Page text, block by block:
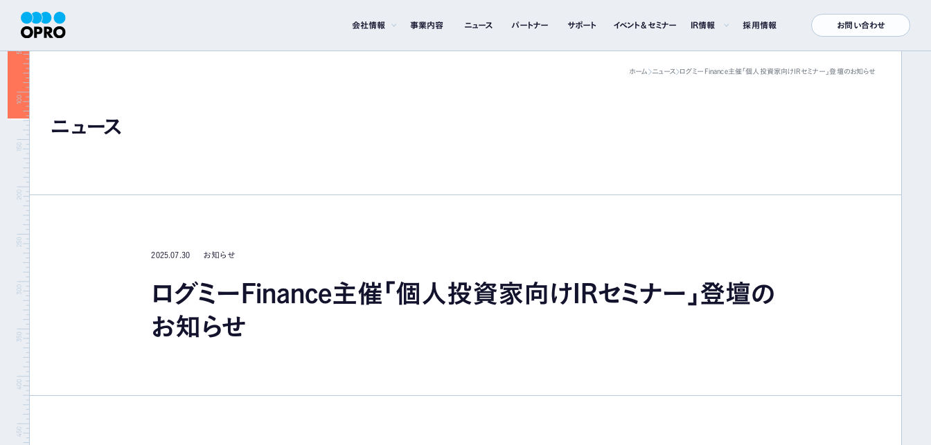
会社情報 事業内容 ニュース パートナー サポート イベント＆セミナー IR情報
株主・投資家の皆様へ
その他IR資料
採用情報 お問い合わせ
ホーム ニュース ログミーFinance主催「個人投資家向けIRセミナー」登壇のお知らせ
ニュース
2025.07.30 お知らせ
ログミーFinance主催「個人投資家向けIRセミナー」登壇の
お知らせ